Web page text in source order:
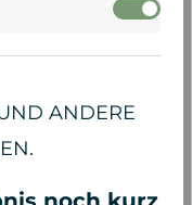
Green
ANDERE